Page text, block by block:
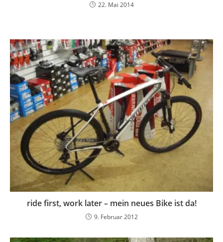
22. Mai 2014
ride first, work later – mein neues Bike ist da!
9. Februar 2012